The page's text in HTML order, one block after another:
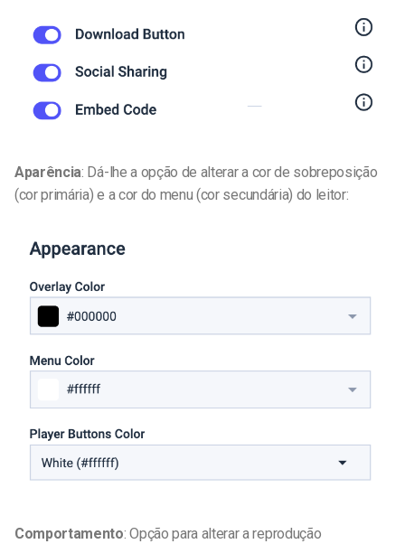
Aparência: Dá-lhe a opção de alterar a cor de sobreposição
(cor primária) e a cor do menu (cor secundária) do leitor:
Comportamento: Opção para alterar a reprodução